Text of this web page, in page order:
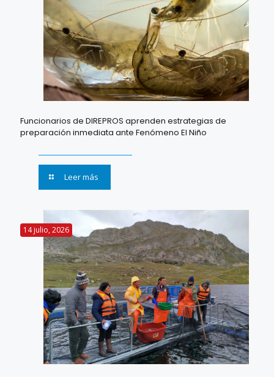
Funcionarios de DIREPROS aprenden estrategias de
preparación inmediata ante Fenómeno El Niño
Leer más
14 julio, 2026